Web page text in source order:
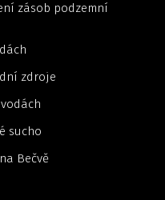
zásob podzemní
zdroje
sucho
Bečvě